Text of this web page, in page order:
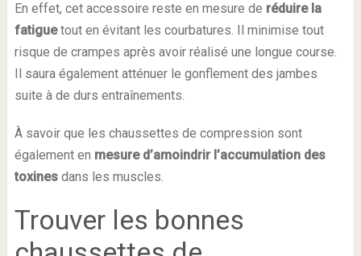
En effet, cet accessoire reste en mesure de réduire la
fatiguetout en évitant les courbatures. Il minimise tout
risque de crampes après avoir réalisé une longue course.
Il saura également atténuer le gonflement des jambes
suite à de durs entraînements.
À savoir que les chaussettes de compression sont
également en mesure d’amoindrir l’accumulation des
toxines dans les muscles.
Trouver les bonnes